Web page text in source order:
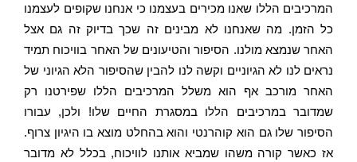
המרכיבים הללו שאנו מכירים בעצמנו כי אנחנו שקופים לעצמנו
כל הזמן. מה שאנחנו לא מבינים זה שכך בדיוק זה גם אצל
האחר שנמצא מולנו. הסיפור והטיעונים של האחר בוויכוח תמיד
נראים לנו לא הגיוניים וקשה לנו להבין שהסיפור הלא הגיוני של
האחר מורכב אף הוא משלל המרכיבים הללו שפירטנו רק
שמדובר במרכיבים הללו במסגרת החיים שלו! ולכן, עבורו
הסיפור שלו גם הוא קוהרנטי והוא בהחלט מוצא בו היגיון צרוף.
אז כאשר קורה משהו שמביא אותנו לוויכוח, בכלל לא מדובר